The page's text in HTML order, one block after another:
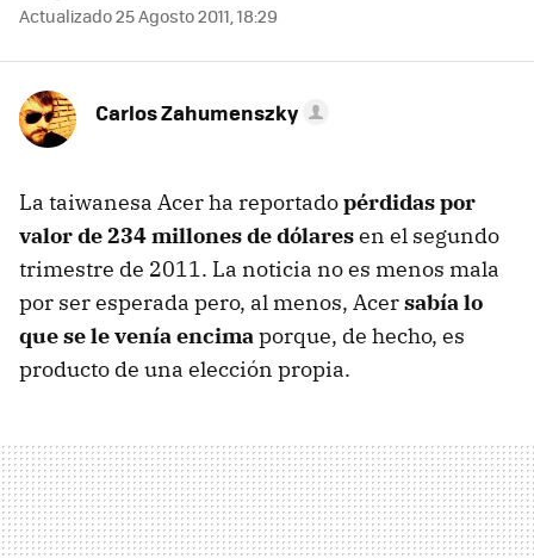
Actualizado 25 Agosto 2011, 18:29
Carlos Zahumenszky
La taiwanesa Acer ha reportadopérdidas por
valor de 234 millones de dólaresen el segundo
trimestre de 2011. La noticia no es menos mala
por ser esperada pero, al menos, Acersabía lo
que se le venía encimaporque, de hecho, es
producto de una elección propia.